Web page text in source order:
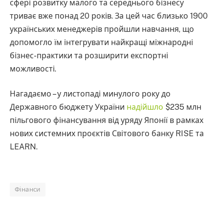
сфері розвитку малого та середнього бізнесу
триває вже понад 20 років. За цей час близько 1900
українських менеджерів пройшли навчання, що
допомогло їм інтегрувати найкращі міжнародні
бізнес-практики та розширити експортні
можливості.
Нагадаємо – у листопаді минулого року до
Державного бюджету України надійшло $235 млн
пільгового фінансування від уряду Японії в рамках
нових системних проєктів Світового банку RISE та
LEARN.
Фінанси